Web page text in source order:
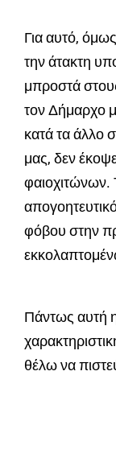
Για αυτό,
την άτακτη
μπροστά
τον Δήμαρχο
κατά τα άλλο
μας, δεν
φαιοχιτώνων.
φόβου στην
Πάντως αυτή
θέλω να